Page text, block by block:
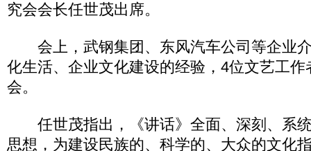
究会会长任世茂出席。
会上，武钢集团、东风汽车公司等企业
化生活、企业文化建设的经验，4位文艺工
会。
任世茂指出，《讲话》全面、深刻、系
思想，为建设民族的、科学的、大众的文化